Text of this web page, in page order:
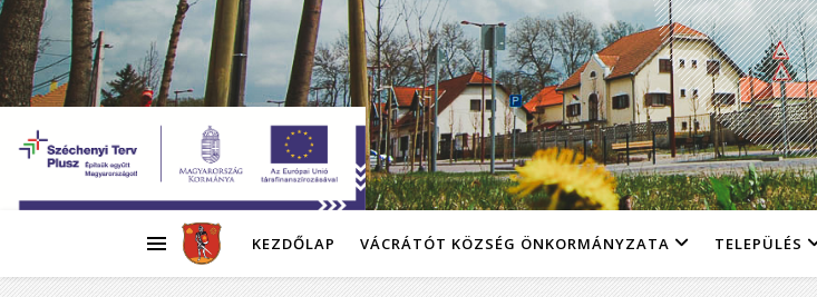
KEZDŐLAP VÁCRÁTÓT KÖZSÉG ÖNKORMÁNYZATA TELEPÜLÉS